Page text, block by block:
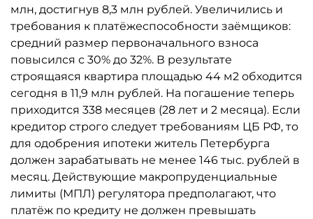
млн, достигнув 8,3 млн рублей. Увеличились и
требования к платёжеспособности заёмщиков:
средний размер первоначального взноса
повысился с 30% до 32%. В результате
строящаяся квартира площадью 44 м2 обходится
сегодня в 11,9 млн рублей. На погашение теперь
приходится 338 месяцев (28 лет и 2 месяца). Если
кредитор строго следует требованиям ЦБ РФ, то
для одобрения ипотеки житель Петербурга
должен зарабатывать не менее 146 тыс. рублей в
месяц. Действующие макропруденциальные
лимиты (МПЛ) регулятора предполагают, что
платёж по кредиту не должен превышать